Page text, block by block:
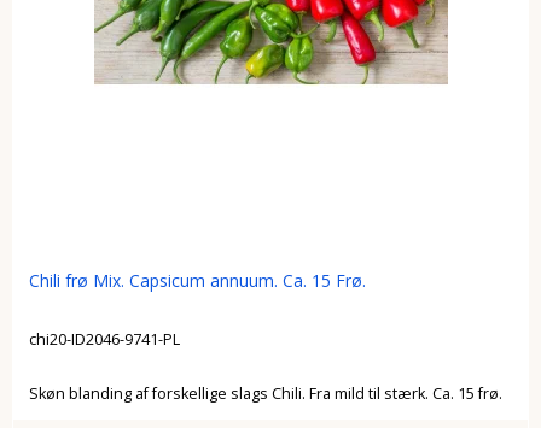
Chili frø Mix. Capsicum annuum. Ca. 15 Frø.
chi20-ID2046-9741-PL
Skøn blanding af forskellige slags Chili. Fra mild til stærk. Ca. 15 frø.